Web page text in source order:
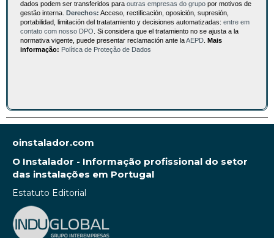
dados podem ser transferidos para outras empresas do grupo por motivos de
gestão interna. Derechos: Acceso, rectificación, oposición, supresión,
portabilidad, limitación del tratatamiento y decisiones automatizadas: entre em
contato com nosso DPO . Si considera que el tratamiento no se ajusta a la
normativa vigente, puede presentar reclamación ante laAEPD Mais
informação: Política de Proteção de Dados
oinstalador.com
O Instalador - Informação profissional do setor
das instalações em Portugal
Estatuto Editorial